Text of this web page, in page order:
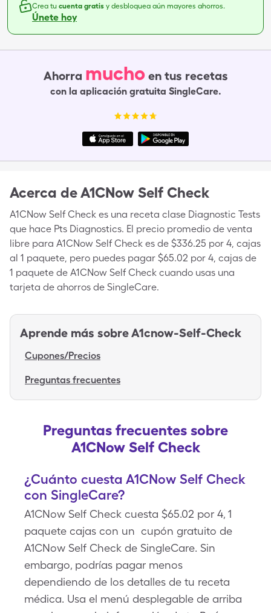
Crea tu cuenta gratis y desbloquea aún mayores ahorros.
Únete hoy
Ahorra mucho en tus recetas
con la aplicación gratuita SingleCare.
Acerca deA1CNow Self Check
A1CNow Self Check es una receta clase Diagnostic Tests
que hace Pts Diagnostics. El precio promedio de venta
libre para A1CNow Self Check es de $336.25 por 4, cajas
al 1 paquete, pero puedes pagar $65.02 por 4, cajas de
1 paquete de A1CNow Self Check cuando usas una
tarjeta de ahorros de SingleCare.
Aprende más sobreA1cnow-Self-Check
Cupones/Precios
Preguntas frecuentes
Preguntas frecuentes sobre
A1CNow Self Check
¿Cuánto cuesta A1CNow Self Check
con SingleCare?
A1CNow Self Check cuesta $65.02 por 4, 1
paquete cajas con un cupón gratuito de
A1CNow Self Check de SingleCare. Sin
embargo, podrías pagar menos
dependiendo de los detalles de tu receta
médica. Usa el menú desplegable de arriba